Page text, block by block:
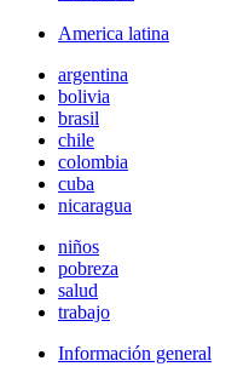
America latina
argentina
bolivia
brasil
chile
colombia
cuba
nicaragua
niños
pobreza
salud
trabajo
Información general